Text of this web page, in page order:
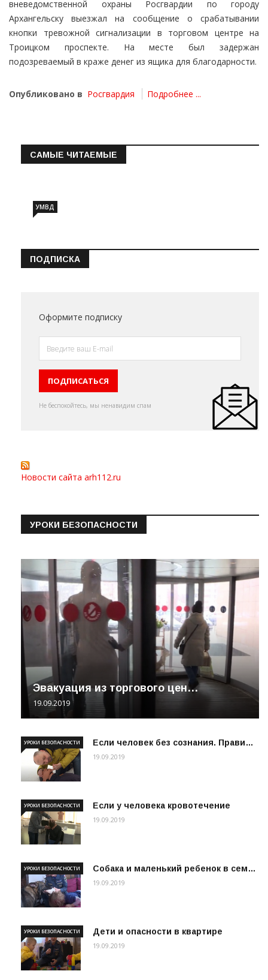
вневедомственной охраны Росгвардии по городу
Архангельску выезжал на сообщение о срабатывании
кнопки тревожной сигнализации в торговом центре на
Троицком проспекте. На месте был задержан
подозреваемый в краже денег из ящика для благодарности.
Опубликовано в Росгвардия Подробнее ...
САМЫЕ ЧИТАЕМЫЕ
УМВД
ПОДПИСКА
Оформите подписку
Не беспокойтесь, мы ненавидим спам
Новости сайта arh112.ru
УРОКИ БЕЗОПАСНОСТИ
Эвакуация из торгового цен…
19.09.2019
Если человек без сознания. Прави…
УРОКИ БЕЗОПАСНОСТИ
19.09.2019
Если у человека кровотечение
УРОКИ БЕЗОПАСНОСТИ
19.09.2019
Собака и маленький ребенок в сем…
УРОКИ БЕЗОПАСНОСТИ
19.09.2019
Дети и опасности в квартире
УРОКИ БЕЗОПАСНОСТИ
19.09.2019